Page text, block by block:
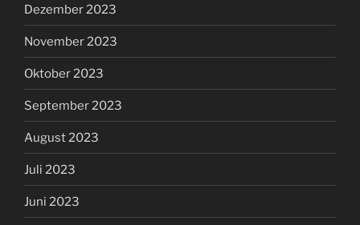
Dezember 2023
November 2023
Oktober 2023
September 2023
August 2023
Juli 2023
Juni 2023